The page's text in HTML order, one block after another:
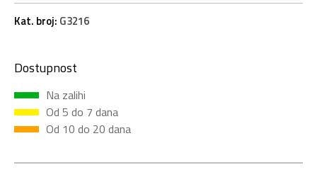
Kat. broj: G3216
Dostupnost
Na zalihi
Od 5 do 7 dana
Od 10 do 20 dana